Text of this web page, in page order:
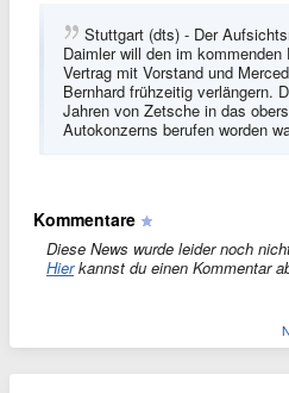
Stuttgart (dts) - Der
Daimler will den im kommenden
Vertrag mit Vorstand und
Bernhard frühzeitig verlängern.
Jahren von Zetsche in das
Autokonzerns berufen worden
Kommentare
Diese News wurde leider noch
Hierkannst du einen Kommentar